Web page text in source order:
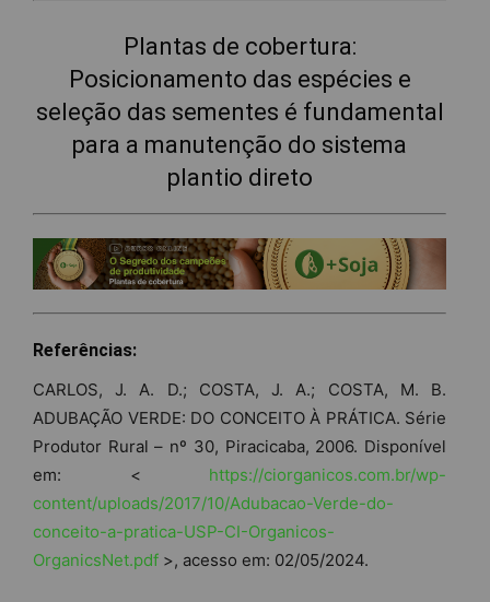
Plantas de cobertura:
Posicionamento das espécies e
seleção das sementes é fundamental
para a manutenção do sistema
plantio direto
Referências:
CARLOS, J. A. D.; COSTA, J. A.; COSTA, M. B.
ADUBAÇÃO VERDE: DO CONCEITO À PRÁTICA. Série
Produtor Rural – nº 30, Piracicaba, 2006. Disponível
em: < https://ciorganicos.com.br/wp-
content/uploads/2017/10/Adubacao-Verde-do-
conceito-a-pratica-USP-CI-Organicos-
OrganicsNet.pdf >, acesso em: 02/05/2024.